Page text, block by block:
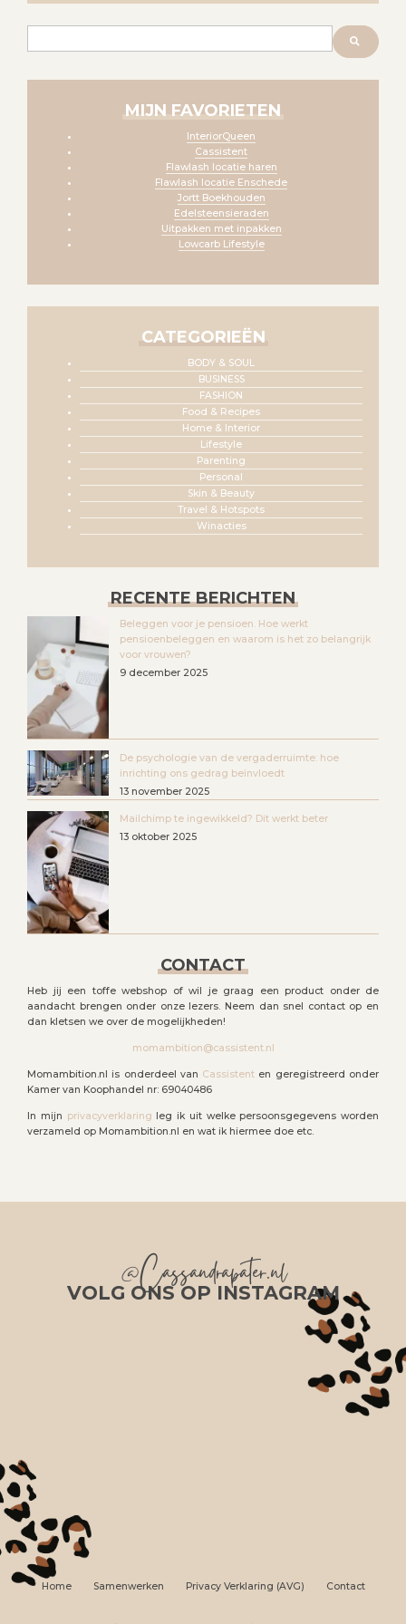
MIJN FAVORIETEN
InteriorQueen
Cassistent
Flawlash locatie haren
Flawlash locatie Enschede
Jortt Boekhouden
Edelsteensieraden
Uitpakken met inpakken
Lowcarb Lifestyle
CATEGORIEËN
BODY & SOUL
BUSINESS
FASHION
Food & Recipes
Home & Interior
Lifestyle
Parenting
Personal
Skin & Beauty
Travel & Hotspots
Winacties
RECENTE BERICHTEN
Beleggen voor je pensioen. Hoe werkt
pensioenbeleggen en waarom is het zo belangrijk
voor vrouwen?
9 december 2025
De psychologie van de vergaderruimte: hoe
inrichting ons gedrag beïnvloedt
13 november 2025
Mailchimp te ingewikkeld? Dit werkt beter
13 oktober 2025
CONTACT
Heb jij een toffe webshop of wil je graag een product onder de
aandacht brengen onder onze lezers. Neem dan snel contact op en
dan kletsen we over de mogelijkheden!
momambition@cassistent.nl
Momambition.nl is onderdeel van Cassistent en geregistreerd onder
Kamer van Koophandel nr: 69040486
In mijn privacyverklaring leg ik uit welke persoonsgegevens worden
verzameld op Momambition.nl en wat ik hiermee doe etc.
@Cassandrapater.nl
VOLG ONS OP INSTAGRAM
Home Samenwerken Privacy Verklaring (AVG) Contact